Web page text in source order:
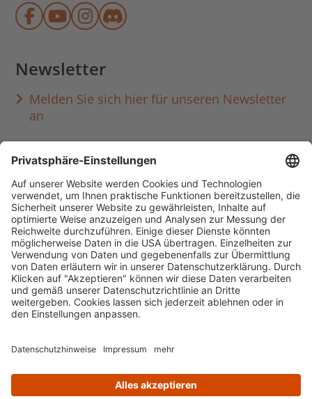
Münchner Stadtbibliothek auf
Münchner Stadtbibliothek auf
Münchner Stadtbibliothek
Münchner
Newsletter
Melden Sie sich hier für unseren Newsletter
an
Häufig aufgerufen
Standorte & Öffnungszeiten
anmelden & ausleihen
Ausbildung & Karriere
Impressum Datenschutz Barrierefreiheit
literaturportal-bayern.de